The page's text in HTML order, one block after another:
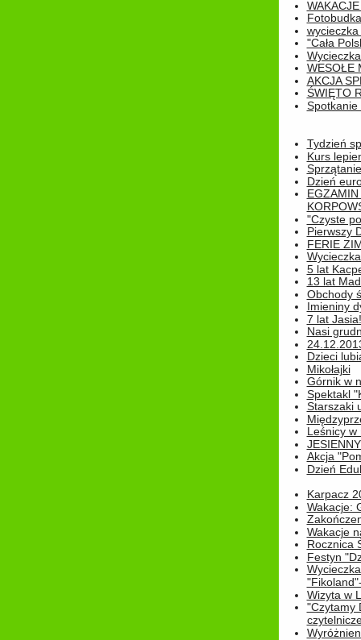
Fotobudka
"Cała
WESOŁE
AKCJA
ŚWIĘTO
Spotkanie
Tydzień
Kurs
Dzień
"Czyste
Pierwszy
FERIE
5 lat
13 lat
Obchody
Imieniny
7 lat Jasia!
Nasi
Dzieci
Mikołajki
Górnik w
Spektakl
Starszaki
Leśnicy w
Akcja
Dzień
Karpacz
Wakacje:
Wakacje
Rocznica
Festyn
Wizyta w
"Czytamy